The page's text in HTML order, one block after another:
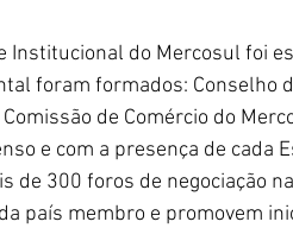
Institucional do Mercosul foi
foram formados: Conselho
de Comércio do
e com a presença de cada
de 300 foros de negociação
país membro e promovem